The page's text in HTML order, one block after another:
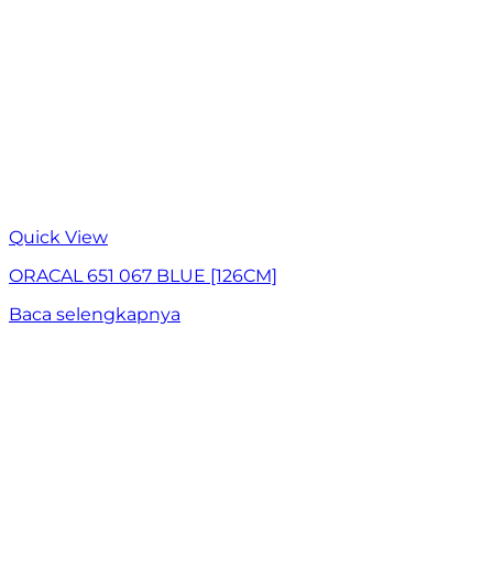
Quick View
ORACAL 651 067 BLUE [126CM]
Baca selengkapnya